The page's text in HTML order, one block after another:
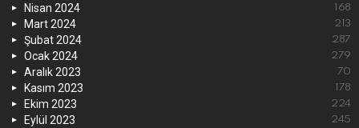
Nisan 2024 168
Mart 2024 213
Şubat 2024 287
Ocak 2024 279
Aralık 2023 70
Kasım 2023 178
Ekim 2023 224
Eylül 2023 245